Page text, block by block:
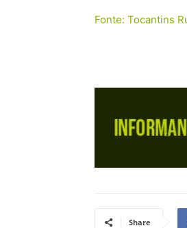
Fonte: Tocantins
Share